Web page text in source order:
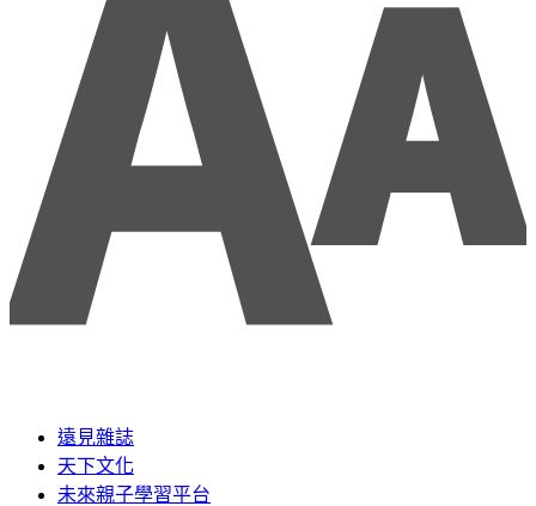
遠見雜誌
天下文化
未來親子學習平台